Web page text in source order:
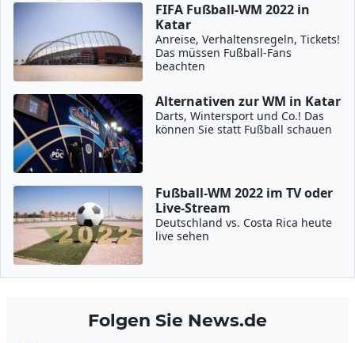
FIFA Fußball-WM 2022 in
Katar
Anreise, Verhaltensregeln, Tickets!
Das müssen Fußball-Fans
beachten
Alternativen zur WM in Katar
Darts, Wintersport und Co.! Das
können Sie statt Fußball schauen
Fußball-WM 2022 im TV oder
Live-Stream
Deutschland vs. Costa Rica heute
live sehen
Folgen Sie News.de